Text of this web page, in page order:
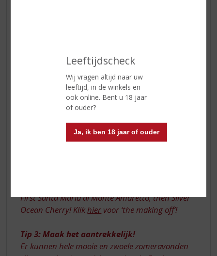
Leeftijdscheck
Wij vragen altijd naar uw
leeftijd, in de winkels en
ook online. Bent u 18 jaar
of ouder?
Ja, ik ben 18 jaar of ouder
First Santa Maria al Monte Amaretto, then Silver
Ocean Cherry! Klikhier voor ‘the making off’!
Tip 3: Maak het aantrekkelijk!
Er kunnen hele mooie en zwoele zomeravonden